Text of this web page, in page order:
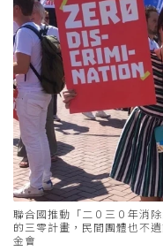
聯合國推動「二０三０年消
的三零計畫，民間團體也不
金會